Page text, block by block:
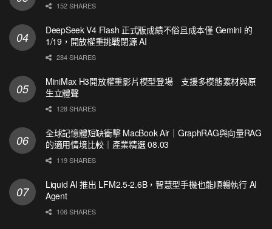
152 SHARES
DeepSeek V4 Flash 正式版成績不俗且成本僅 Gemini 的
1/19，開放權重挑戰閉源 AI
284 SHARES
MiniMax H3開放權重影片模型登場 支援多模態素材與原
生立體聲
128 SHARES
全球記憶體短缺衝擊 MacBook Air｜GraphRAG與向量RAG
的適用情境比較｜產業精選 08.03
119 SHARES
Liquid AI 推出 LFM2.5-2.6B，智慧型手機也能順暢執行 AI
Agent
106 SHARES